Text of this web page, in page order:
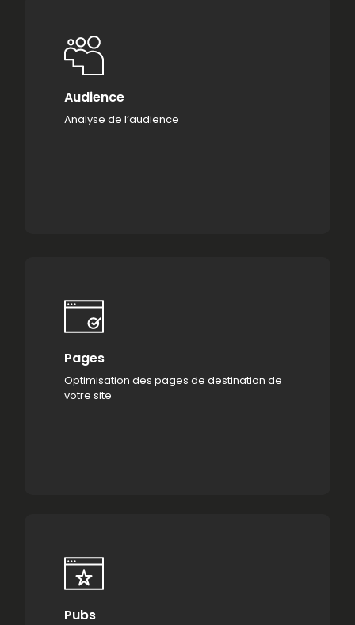
Audience
Analyse de l’audience
Pages
Optimisation des pages de destination de
votre site
Pubs